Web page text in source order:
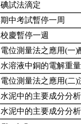
碘試法滴定
期中考試暫停一周
校慶暫停一週
電位測量法之應用(一
水溶液中銅的電解重
電位測量法之應用(二
水泥中的主要成分分
水泥中的主要成分分